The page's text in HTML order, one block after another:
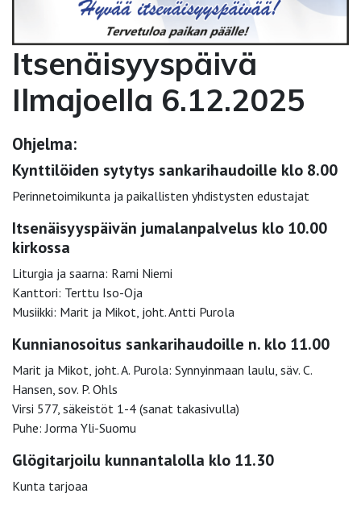
Itsenäisyyspäivä
Ilmajoella 6.12.2025
Ohjelma:
Kynttilöiden sytytys sankarihaudoille klo 8.00
Perinnetoimikunta ja paikallisten yhdistysten edustajat
Itsenäisyyspäivän jumalanpalvelus klo 10.00
kirkossa
Liturgia ja saarna: Rami Niemi
Kanttori: Terttu Iso-Oja
Musiikki: Marit ja Mikot, joht. Antti Purola
Kunnianosoitus sankarihaudoille n. klo 11.00
Marit ja Mikot, joht. A. Purola: Synnyinmaan laulu, säv. C.
Hansen, sov. P. Ohls
Virsi 577, säkeistöt 1-4 (sanat takasivulla)
Puhe: Jorma Yli-Suomu
Glögitarjoilu kunnantalolla klo 11.30
Kunta tarjoaa